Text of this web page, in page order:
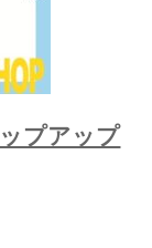
プアップ